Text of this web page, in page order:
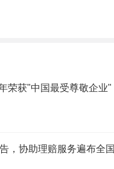
荣获"中国最受尊敬企业"
，协助理赔服务遍布全国